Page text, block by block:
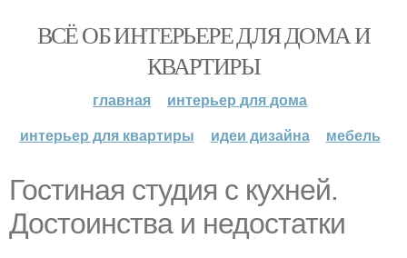
ВСЁ ОБ ИНТЕРЬЕРЕ ДЛЯ ДОМА И
КВАРТИРЫ
главная
интерьер для дома
интерьер для квартиры
идеи дизайна мебель
Гостиная студия с кухней.
Достоинства и недостатки